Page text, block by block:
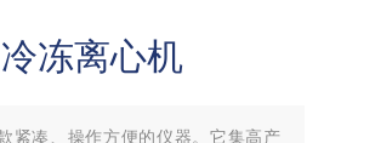
冻离心机
紧凑、操作方便的仪器。它集高产